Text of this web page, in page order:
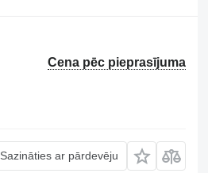
Cena pēc pieprasījuma
Sazināties ar pārdevēju